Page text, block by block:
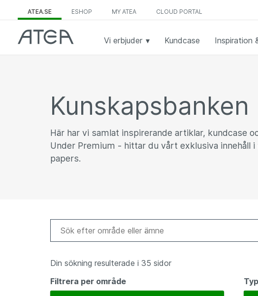
ATEA.SE ESHOP MY ATEA CLOUD PORTAL
Vi erbjuder Kundcase Inspiration
Kunskapsbanken
Här har vi samlat inspirerande artiklar, kundcase
Under Premium - hittar du vårt exklusiva innehåll
papers.
Din sökning resulterade i 35 sidor
Filtrera per område